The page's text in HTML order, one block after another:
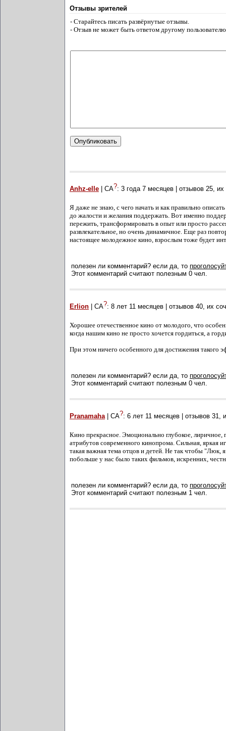
Отзывы зрителей
- Старайтесь писать развёрнутые отзывы.
- Отзыв не может быть ответом другому
Anhz-elle | СА?: 3 года 7 месяцев | отзывов 25, их
Я даже не знаю, с чего начать и как правильно
до жалости и желания поддержать. Вот именно
пережить, трансформировать в опыт или просто
развлекательное, но очень динамичное. Еще раз
настоящее молодежное кино, взрослым тоже будет
полезен ли комментарий? если да, то
Этот комментарий считают полезным 0 чел.
Erlion | СА?: 8 лет 11 месяцев | отзывов 40, их
Хорошее отечественное кино от молодого, что
когда нашим кино не просто хочется гордиться, а
При этом ничего особенного для достижения
полезен ли комментарий? если да, то
Этот комментарий считают полезным 0 чел.
Pranamaha| СА?: 6 лет 11 месяцев | отзывов 31,
Кино прекрасное. Эмоционально глубокое, лиричное,
атрибутов современного кинопрома. Сильная, яркая
такая важная тема отцов и детей. Не так чтобы
побольше у нас было таких фильмов, искренних,
полезен ли комментарий? если да, то
Этот комментарий считают полезным 1 чел.